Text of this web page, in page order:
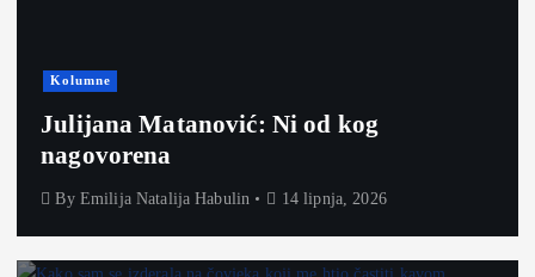
Kolumne
Julijana Matanović: Ni od kog
nagovorena
By Emilija Natalija Habulin 14 lipnja, 2026